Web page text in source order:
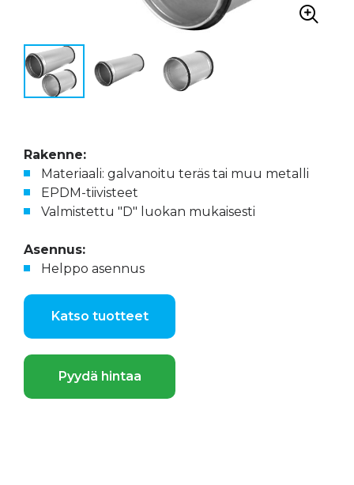
Rakenne:
Materiaali: galvanoitu teräs tai muu metalli
EPDM-tiivisteet
Valmistettu "D" luokan mukaisesti
Asennus:
Helppo asennus
Katso tuotteet
Pyydä hintaa